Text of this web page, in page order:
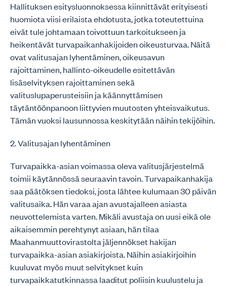
Hallituksen esitysluonnoksessa kiinnittävät erityisesti
huomiota viisi erilaista ehdotusta, jotka toteutettuina
eivät tule johtamaan toivottuun tarkoitukseen ja
heikentävät turvapaikanhakijoiden oikeusturvaa. Näitä
ovat valitusajan lyhentäminen, oikeusavun
rajoittaminen, hallinto-oikeudelle esitettävän
lisäselvityksen rajoittaminen sekä
valituslupaperusteisiin ja käännyttämisen
täytäntöönpanoon liittyvien muutosten yhteisvaikutus.
Tämän vuoksi lausunnossa keskitytään näihin tekijöihin.
2. Valitusajan lyhentäminen
Turvapaikka-asian voimassa oleva valitusjärjestelmä
toimii käytännössä seuraavin tavoin. Turvapaikanhakija
saa päätöksen tiedoksi, josta lähtee kulumaan 30 päivän
valitusaika. Hän varaa ajan avustajalleen asiasta
neuvottelemista varten. Mikäli avustaja on uusi eikä ole
aikaisemmin perehtynyt asiaan, hän tilaa
Maahanmuuttovirastolta jäljennökset hakijan
turvapaikka-asian asiakirjoista. Näihin asiakirjoihin
kuuluvat myös muut selvitykset kuin
turvapaikkatutkinnassa laaditut poliisin kuulustelu ja